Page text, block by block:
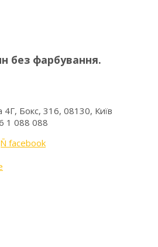
без фарбування.
Бокс, 316, 08130, Київ
1 088 088